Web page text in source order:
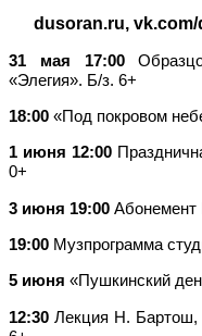
dusoran.ru, vk.com/
31 мая 17:00
«Элегия». Б/з. 6+
18:00 «Под покровом
1 июня 12:00
0+
3 июня 19:00
19:00 Музпрограмма
5 июня «Пушкинский
12:30 Лекция Н.